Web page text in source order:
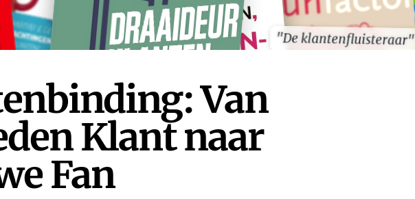
"De klantenfluisteraar"
"De klantenfluisteraar"
Van
Klant naar
Fan